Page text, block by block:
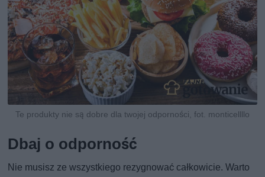
Te produkty nie są dobre dla twojej odporności, fot. monticellllo
Dbaj o odporność
Nie musisz ze wszystkiego rezygnować całkowicie. Warto